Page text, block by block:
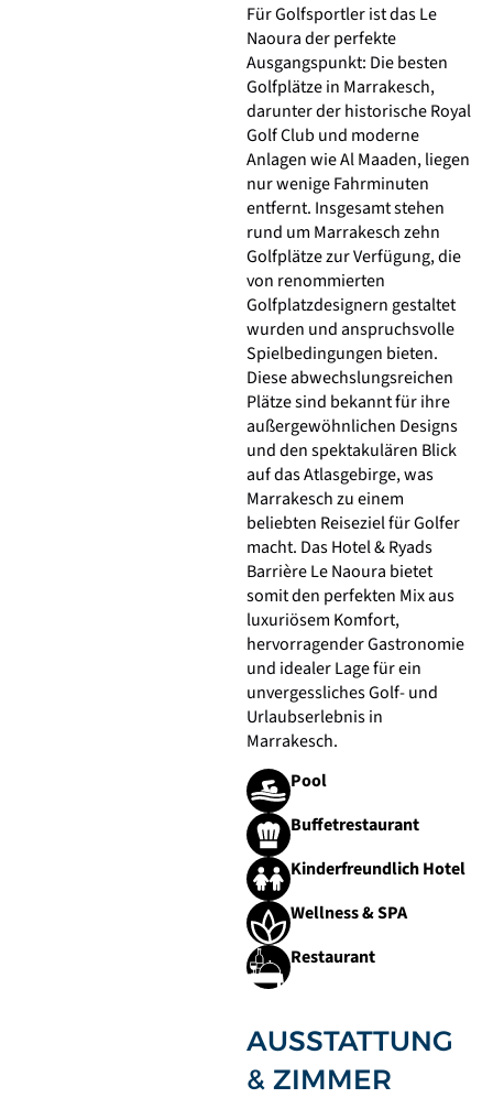
Für Golfsportler ist das Le
Naoura der perfekte
Ausgangspunkt: Die besten
Golfplätze in Marrakesch,
darunter der historische Royal
Golf Club und moderne
Anlagen wie Al Maaden, liegen
nur wenige Fahrminuten
entfernt. Insgesamt stehen
rund um Marrakesch zehn
Golfplätze zur Verfügung, die
von renommierten
Golfplatzdesignern gestaltet
wurden und anspruchsvolle
Spielbedingungen bieten.
Diese abwechslungsreichen
Plätze sind bekannt für ihre
außergewöhnlichen Designs
und den spektakulären Blick
auf das Atlasgebirge, was
Marrakesch zu einem
beliebten Reiseziel für Golfer
macht. Das Hotel & Ryads
Barrière Le Naoura bietet
somit den perfekten Mix aus
luxuriösem Komfort,
hervorragender Gastronomie
und idealer Lage für ein
unvergessliches Golf- und
Urlaubserlebnis in
Marrakesch.
Pool
Buffetrestaurant
Kinderfreundlich Hotel
Wellness & SPA
Restaurant
AUSSTATTUNG
& ZIMMER